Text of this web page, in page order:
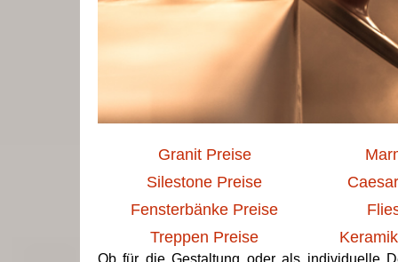
Granit Preise
Silestone Preise
Fensterbänke Preise
Treppen Preise
Ob für die Gestaltung oder als individuelle